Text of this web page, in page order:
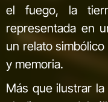
el fuego, la
representada en
un relato
y memoria.
Más que ilustrar